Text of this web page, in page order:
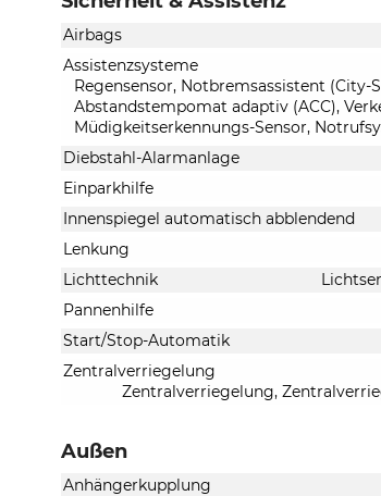
Airbags
Assistenzsysteme
Regensensor, Notbremsassistent (City-
Abstandstempomat adaptiv (ACC),
Müdigkeitserkennungs-Sensor,
Diebstahl-Alarmanlage
Einparkhilfe
Innenspiegel automatisch abblendend
Lenkung
Lichttechnik
Pannenhilfe
Start/Stop-Automatik
Zentralverriegelung
Zentralverriegelung,
Außen
Anhängerkupplung